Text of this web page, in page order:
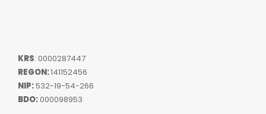
KRS: 0000287447
REGON:141152456
NIP:532-19-54-266
BDO:000098953